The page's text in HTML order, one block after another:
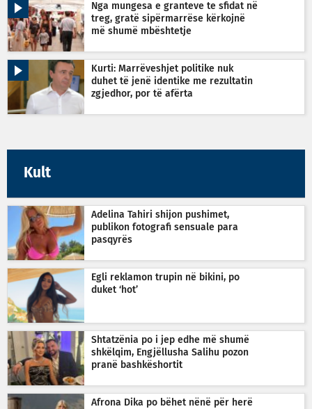
Nga mungesa e granteve te sfidat në
treg, gratë sipërmarrëse kërkojnë
më shumë mbështetje
Kurti: Marrëveshjet politike nuk
duhet të jenë identike me rezultatin
zgjedhor, por të afërta
Kult
Adelina Tahiri shijon pushimet,
publikon fotografi sensuale para
pasqyrës
Egli reklamon trupin në bikini, po
duket ‘hot’
Shtatzënia po i jep edhe më shumë
shkëlqim, Engjëllusha Salihu pozon
pranë bashkëshortit
Afrona Dika po bëhet nënë për herë